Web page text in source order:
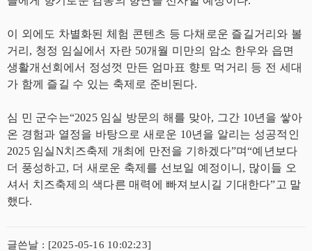
이 외에도 차별화된 체험 콘텐츠 등 다채로운 즐길거리와 볼
거리, 청정 임실에서 자란 50개월 미만의 암소 한우와 읍면
생활개선회에서 정성껏 만든 엄마표 향토 먹거리 등 전 세대
가 함께 즐길 수 있는 축제로 준비된다.
심 민 군수는“2025 임실 방문의 해를 맞아, 그간 10년을 쌓아
온 경험과 열정을 바탕으로 새로운 10년을 알리는 성공적인
2025 임실N치즈축제 개최에 만전을 기하겠다”며“예년보다
더 풍성하고, 더 새로운 축제를 선보일 예정이니, 많이들 오
셔서 치즈축제의 색다른 매력에 빠져보시길 기대한다”고 말
했다.
글쓴날 : [2025-05-16 10:02:23]